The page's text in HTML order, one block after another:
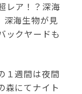
レア！？深海
深海生物が見
ックヤードも
１週間は夜間
森にてナイト